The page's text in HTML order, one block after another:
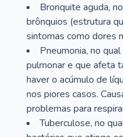
Bronquite aguda,
brônquios (estrutura
sintomas como dores
Pneumonia, no
pulmonar e que afeta
haver o acúmulo de
nos piores casos.
problemas para
Tuberculose, no